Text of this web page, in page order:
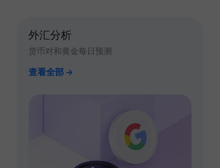
外汇分析
货币对和黄金每日预测
查看全部